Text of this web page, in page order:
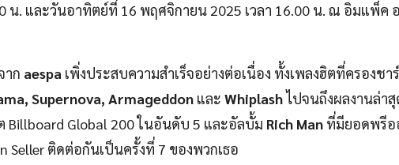
น. และวันอาทิตย์ที่ 16 พฤศจิกายน 2025 เวลา 16.00 น. ณ อิมแพ็ค
าก aespa เพิ่งประสบความสำเร็จอย่างต่อเนื่อง ทั้งเพลงฮิตที่ครองชา
Supernova, Armageddon และ Whiplashไปจนถึงผลงานล่าสุ
Billboard Global 200 ในอันดับ 5 และอัลบั้ม Rich Man ที่มียอดพรีอ
ติดต่อกันเป็นครั้งที่ 7 ของพวกเธอ